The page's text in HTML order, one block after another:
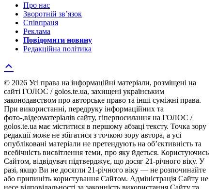
Про нас
Зворотній зв’язок
Співпраця
Реклама
Повідомити новину
Редакційна політика
© 2026 Усі права на інформаційні матеріали, розміщені на
сайті ГОЛОС / golos.te.ua, захищені українським
законодавством про авторське право та інші суміжні права.
При використанні, передруку інформаційних та
фото-,відеоматеріалів сайту, гіперпосилання на ГОЛОС /
golos.te.ua має міститися в першому абзаці тексту. Точка зору
редакції може не збігатися з точкою зору автора, а усі
опубліковані матеріали не претендують на об’єктивність та
всебічність висвітлення теми, про яку йдеться. Користуючись
Сайтом, відвідувач підтверджує, що досяг 21-річного віку. У
разі, якщо Ви не досягли 21-річного віку — не розпочинайте
або припиніть користування Сайтом. Адміністрація Сайту не
несе відповідальності за законність використання Сайту та